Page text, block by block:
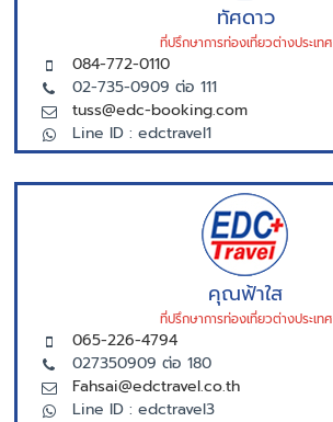
ทัศดาว
ที่ปรึกษาการท่องเที่ยวต่างประเทศ
084-772-0110
02-735-0909 ต่อ 111
tuss@edc-booking.com
Line ID : edctravel1
คุณฟ้าใส
ที่ปรึกษาการท่องเที่ยวต่างประเทศ
065-226-4794
027350909 ต่อ 180
Fahsai@edctravel.co.th
Line ID : edctravel3